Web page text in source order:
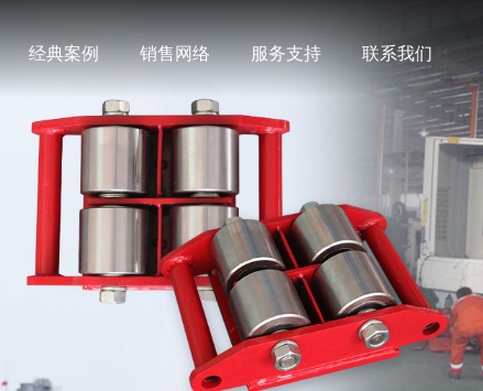
经典案例 销售网络 服务支持 联系我们